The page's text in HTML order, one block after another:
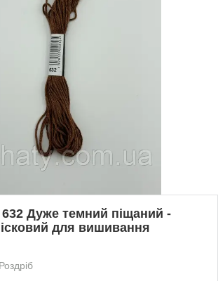
632 Дуже темний піщаний -
для вишивання
Роздріб